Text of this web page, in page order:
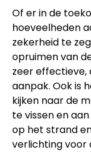
Of er in de
hoeveelheden
zekerheid te
opruimen van
zeer effectieve,
aanpak. Ook is
kijken naar de
te vissen en
op het strand
verlichting voor